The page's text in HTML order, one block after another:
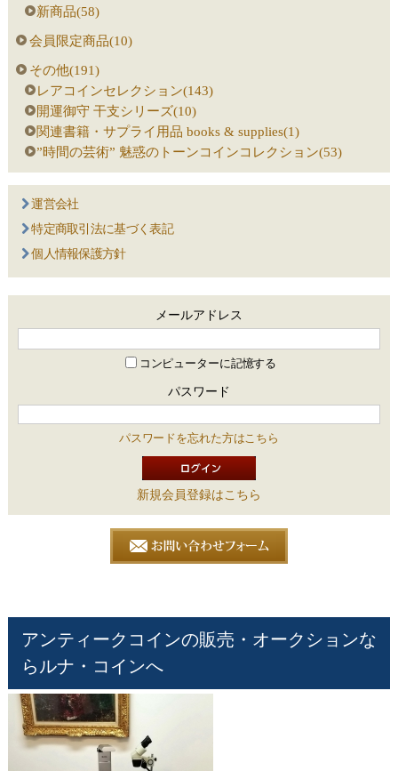
新商品(58)
会員限定商品(10)
その他(191)
レアコインセレクション(143)
開運御守 干支シリーズ(10)
関連書籍・サプライ用品 books & supplies(1)
”時間の芸術” 魅惑のトーンコインコレクション(53)
運営会社
特定商取引法に基づく表記
個人情報保護方針
メールアドレス
コンピューターに記憶する
パスワード
パスワードを忘れた方はこちら
新規会員登録はこちら
アンティークコインの販売・オークションな
らルナ・コインへ